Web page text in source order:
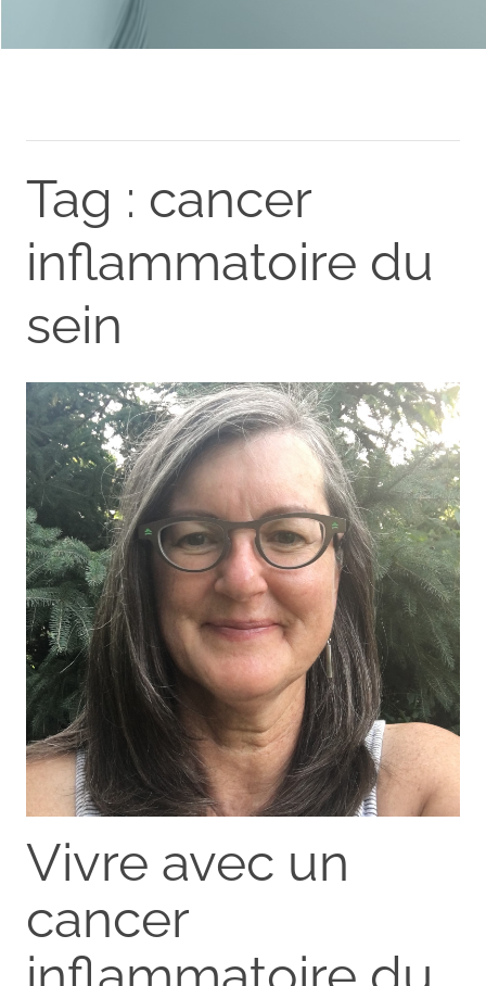
Tag : cancer
inflammatoire du
sein
Vivre avec un
cancer